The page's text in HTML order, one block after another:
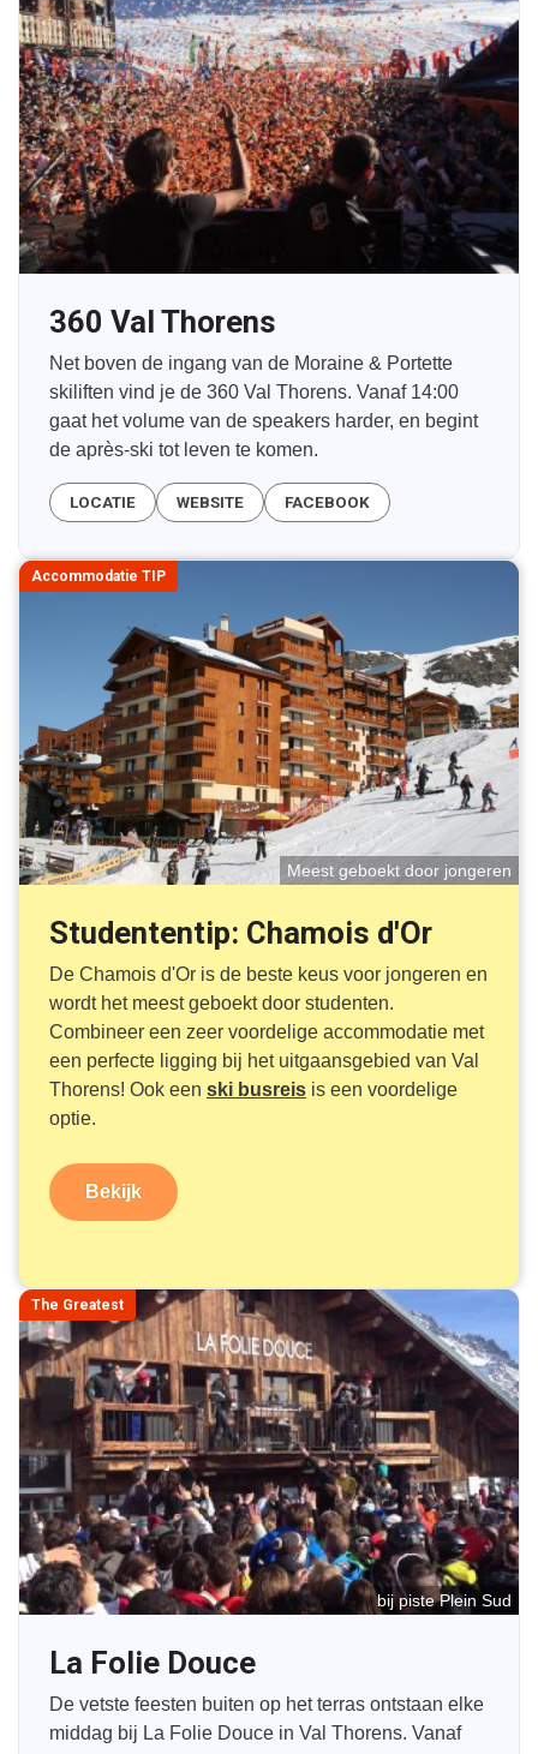
360 Val Thorens
Net boven de ingang van de Moraine & Portette
skiliften vind je de 360 Val Thorens. Vanaf 14:00
gaat het volume van de speakers harder, en begint
de après-ski tot leven te komen.
LOCATIE WEBSITE FACEBOOK
Accommodatie TIP
Meest geboekt door jongeren
Studententip: Chamois d'Or
De Chamois d'Or is de beste keus voor jongeren en
wordt het meest geboekt door studenten.
Combineer een zeer voordelige accommodatie met
een perfecte ligging bij het uitgaansgebied van Val
Thorens! Ook een ski busreis is een voordelige
optie.
Bekijk
The Greatest
bij piste Plein Sud
La Folie Douce
De vetste feesten buiten op het terras ontstaan elke
middag bij La Folie Douce in Val Thorens. Vanaf